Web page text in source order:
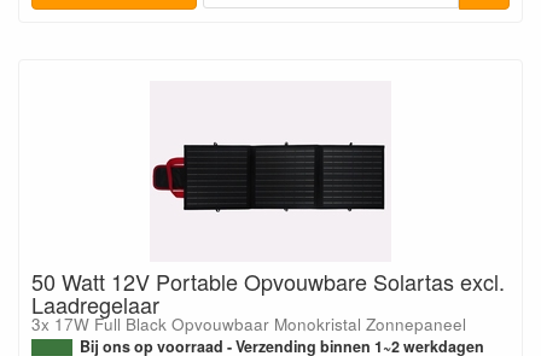
50 Watt 12V Portable Opvouwbare Solartas excl.
Laadregelaar
3x 17W Full Black Opvouwbaar Monokristal Zonnepaneel
Bij ons op voorraad - Verzending binnen 1~2 werkdagen